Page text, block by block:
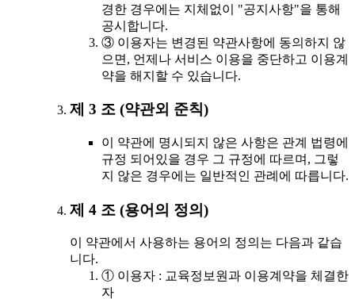
경한 경우에는 지체없이 "공지사항"을 통해
공시합니다.
③ 이용자는 변경된 약관사항에 동의하지 않
으면, 언제나 서비스 이용을 중단하고 이용계
약을 해지할 수 있습니다.
제 3 조 (약관외 준칙)
이 약관에 명시되지 않은 사항은 관계 법령에
규정 되어있을 경우 그 규정에 따르며, 그렇
지 않은 경우에는 일반적인 관례에 따릅니다.
제 4 조 (용어의 정의)
이 약관에서 사용하는 용어의 정의는 다음과 같습
니다.
① 이용자 : 교육정보원과 이용계약을 체결한
자